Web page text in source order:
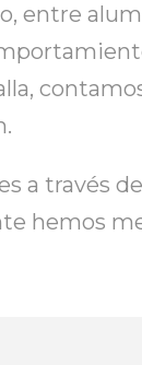
entre
a través
hemos